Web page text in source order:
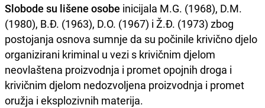
Slobode su lišene osobe inicijala M.G. (1968), D.M.
(1980), B.Đ. (1963), D.O. (1967) i Ž.Đ. (1973) zbog
postojanja osnova sumnje da su počinile krivično djelo
organizirani kriminal u vezi s krivičnim djelom
neovlaštena proizvodnja i promet opojnih droga i
krivičnim djelom nedozvoljena proizvodnja i promet
oružja i eksplozivnih materija.